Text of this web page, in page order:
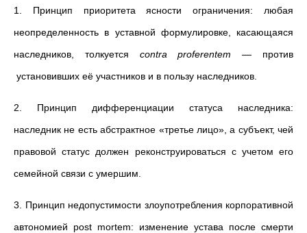
1. Принцип приоритета ясности ограничения: любая
неопределенность в уставной формулировке, касающаяся
наследников, толкуется contra proferentem — против
установивших её участников и в пользу наследников.
2. Принцип дифференциации статуса наследника:
наследник не есть абстрактное «третье лицо», а субъект, чей
правовой статус должен реконструироваться с учетом его
семейной связи с умершим.
3. Принцип недопустимости злоупотребления корпоративной
автономией post mortem: изменение устава после смерти